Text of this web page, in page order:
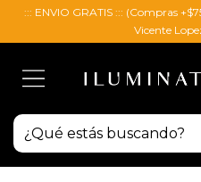
::: ENVIO GRATIS ::: (Compras
Vicente